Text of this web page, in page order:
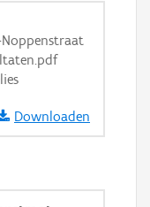
Noppenstraat
Downloaden